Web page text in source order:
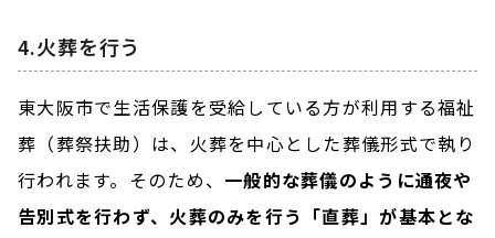
4.火葬を行う
東大阪市で生活保護を受給している方が利用する福祉
葬（葬祭扶助）は、火葬を中心とした葬儀形式で執り
行われます。そのため、 一般的な葬儀のように通夜や
告別式を行わず、火葬のみを行う「直葬」が基本とな